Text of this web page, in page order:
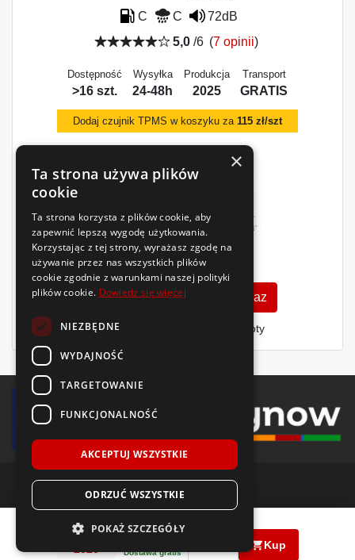
C C
72dB
5,0 /6 (7 opinii)
Dostępność
>16 szt.
Wysyłka
24-48h
Produkcja
2025
Transport
GRATIS
Dodaj czujnik TPMS w koszyku za 115 zł/szt
212 zł/szt.
Zobacz szczegóły Kup teraz
Finansowanie dla firm - MŚP i floty
© 2018-2026 Voida.pl. Wszelkie prawa zastrzeżone.
polityka plików cookie
Goodride Z-401
Dostawa gratis
Kup
×
Ta strona używa plików
cookie
Ta strona korzysta z plików cookie, aby
zapewnić lepszą wygodę użytkowania.
Korzystając z tej strony, wyrażasz zgodę na
używanie przez nas wszystkich plików
cookie zgodnie z warunkami naszej polityki
plików cookie. Dowiedz się więcej
NIEZBĘDNE
WYDAJNOŚĆ
TARGETOWANIE
FUNKCJONALNOŚĆ
AKCEPTUJ WSZYSTKIE
ODRZUĆ WSZYSTKIE
POKAŻ SZCZEGÓŁY